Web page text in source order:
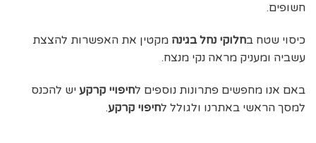
חשופים.
כיסוי שטח בחלוקי נחל בגינה מקטין את האפשרות להצצת
עשביה ומעניק מראה נקי מנצח.
באם אנו מחפשים פתרונות נוספים לחיפויי קרקע יש להכנס
למסך הראשי באתרנו ולגולל לחיפוי קרקע.